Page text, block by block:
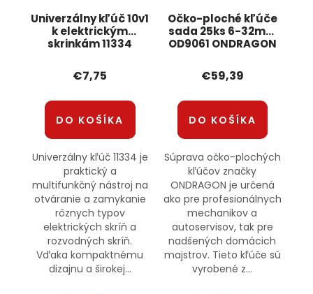
Univerzálny kľúč 10v1
k elektrickým
skrinkám 11334
€7,75
DO KOŠÍKA
Univerzálny kľúč 11334 je
praktický a
multifunkčný nástroj na
otváranie a zamykanie
rôznych typov
elektrických skríň a
rozvodných skríň.
Vďaka kompaktnému
dizajnu a širokej...
Očko-ploché kľúče
sada 25ks 6-32mm
OD9061 ONDRAGON
€59,39
DO KOŠÍKA
Súprava očko-plochých
kľúčov značky
ONDRAGON je určená
ako pre profesionálnych
mechanikov a
autoservisov, tak pre
nadšených domácich
majstrov. Tieto kľúče sú
vyrobené z...